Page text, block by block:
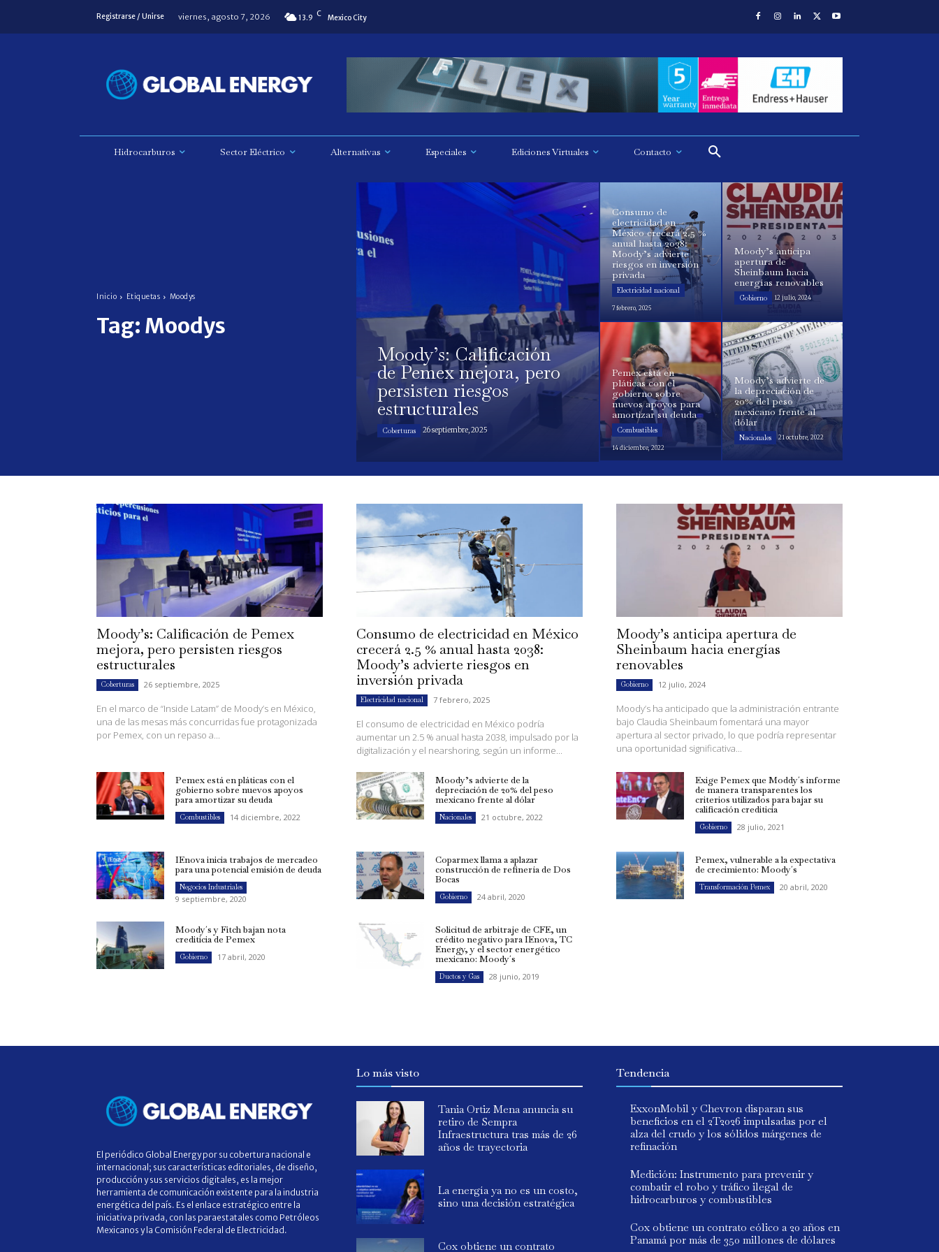
Registrarse / Unirse viernes, agosto 7, 2026 13.9 C Mexico City
Hidrocarburos Sector Eléctrico Alternativas Especiales Ediciones Virtuales Contacto
Inicio Etiquetas Moodys
Tag: Moodys
Moody’s: Calificación
de Pemex mejora, pero
persisten riesgos
estructurales
Coberturas 26 septiembre, 2025
Consumo de
electricidad en
México crecerá 2.5 %
anual hasta 2038:
Moody’s advierte
riesgos en inversión
privada
Electricidad nacional
7 febrero, 2025
Moody’s anticipa
apertura de
Sheinbaum hacia
energías renovables
Gobierno 12 julio, 2024
Pemex está en
pláticas con el
gobierno sobre
nuevos apoyos para
amortizar su deuda
Combustibles
14 diciembre, 2022
Moody’s advierte de
la depreciación de
20% del peso
mexicano frente al
dólar
Nacionales 21 octubre, 2022
Moody’s: Calificación de Pemex
mejora, pero persisten riesgos
estructurales
Coberturas 26 septiembre, 2025
En el marco de “Inside Latam” de Moody’s en México,
una de las mesas más concurridas fue protagonizada
por Pemex, con un repaso a...
Consumo de electricidad en México
crecerá 2.5 % anual hasta 2038:
Moody’s advierte riesgos en
inversión privada
Electricidad nacional 7 febrero, 2025
El consumo de electricidad en México podría
aumentar un 2.5 % anual hasta 2038, impulsado por la
digitalización y el nearshoring, según un informe...
Moody’s anticipa apertura de
Sheinbaum hacia energías
renovables
Gobierno 12 julio, 2024
Moody’s ha anticipado que la administración entrante
bajo Claudia Sheinbaum fomentará una mayor
apertura al sector privado, lo que podría representar
una oportunidad significativa...
Pemex está en pláticas con el
gobierno sobre nuevos apoyos
para amortizar su deuda
Combustibles 14 diciembre, 2022
Moody’s advierte de la
depreciación de 20% del peso
mexicano frente al dólar
Nacionales 21 octubre, 2022
Exige Pemex que Moddy´s informe
de manera transparentes los
criterios utilizados para bajar su
calificación crediticia
Gobierno 28 julio, 2021
IEnova inicia trabajos de mercadeo
para una potencial emisión de deuda
Negocios Industriales
9 septiembre, 2020
Coparmex llama a aplazar
construcción de refinería de Dos
Bocas
Gobierno 24 abril, 2020
Pemex, vulnerable a la expectativa
de crecimiento: Moody´s
Transformación Pemex 20 abril, 2020
Moody´s y Fitch bajan nota
crediticia de Pemex
Gobierno 17 abril, 2020
Solicitud de arbitraje de CFE, un
crédito negativo para IEnova, TC
Energy, y el sector energético
mexicano: Moody´s
Ductos y Gas 28 junio, 2019
El periódico Global Energy por su cobertura nacional e
internacional; sus características editoriales, de diseño,
producción y sus servicios digitales, es la mejor
herramienta de comunicación existente para la industria
energética del país. Es el enlace estratégico entre la
iniciativa privada, con las paraestatales como Petróleos
Mexicanos y la Comisión Federal de Electricidad.
Lo más visto
Tania Ortiz Mena anuncia su
retiro de Sempra
Infraestructura tras más de 26
años de trayectoria
La energía ya no es un costo,
sino una decisión estratégica
Cox obtiene un contrato
Tendencia
ExxonMobil y Chevron disparan sus
beneficios en el 2T2026 impulsadas por el
alza del crudo y los sólidos márgenes de
refinación
Medición: Instrumento para prevenir y
combatir el robo y tráfico ilegal de
hidrocarburos y combustibles
Cox obtiene un contrato eólico a 20 años en
Panamá por más de 350 millones de dólares